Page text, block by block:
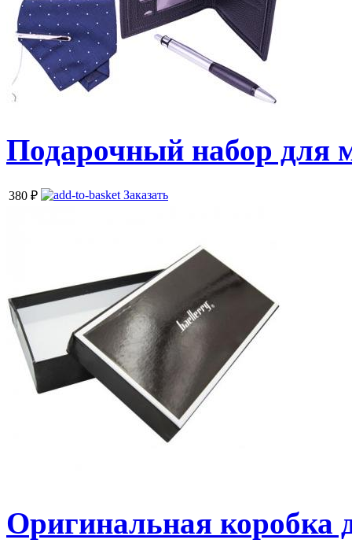
Подарочный набор для
380 ₽ Заказать
Оригинальная коробка